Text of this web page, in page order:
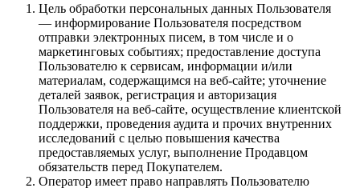
Цель обработки персональных данных Пользователя
— информирование Пользователя посредством
отправки электронных писем, в том числе и о
маркетинговых событиях; предоставление доступа
Пользователю к сервисам, информации и/или
материалам, содержащимся на веб-сайте; уточнение
деталей заявок, регистрация и авторизация
Пользователя на веб-сайте, осуществление клиентской
поддержки, проведения аудита и прочих внутренних
исследований с целью повышения качества
предоставляемых услуг, выполнение Продавцом
обязательств перед Покупателем.
Оператор имеет право направлять Пользователю